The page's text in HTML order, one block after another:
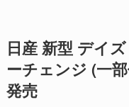
日産 新型 デイ
ーチェンジ (一
発売